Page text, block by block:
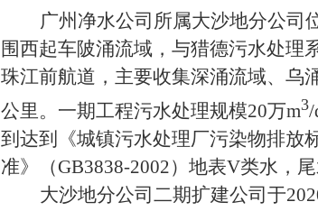
广州净水公司所属大沙地分公司
围西起车陂涌流域，与猎德污水处理
珠江前航道，主要收集深涌流域、乌
公里。一期工程污水处理规模20万m3/
到达到《城镇污水处理厂污染物排放
准》（GB3838-2002）地表V类水，
大沙地分公司二期扩建公司于